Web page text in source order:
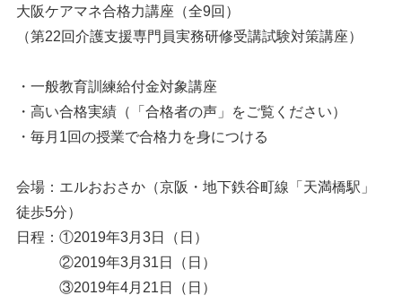
大阪ケアマネ合格力講座（全9回）
（第22回介護支援専門員実務研修受講試験対策講座）
・一般教育訓練給付金対象講座
・高い合格実績（「合格者の声」をご覧ください）
・毎月1回の授業で合格力を身につける
会場：エルおおさか（京阪・地下鉄谷町線「天満橋駅」
徒歩5分）
日程：①2019年3月3日（日）
②2019年3月31日（日）
③2019年4月21日（日）